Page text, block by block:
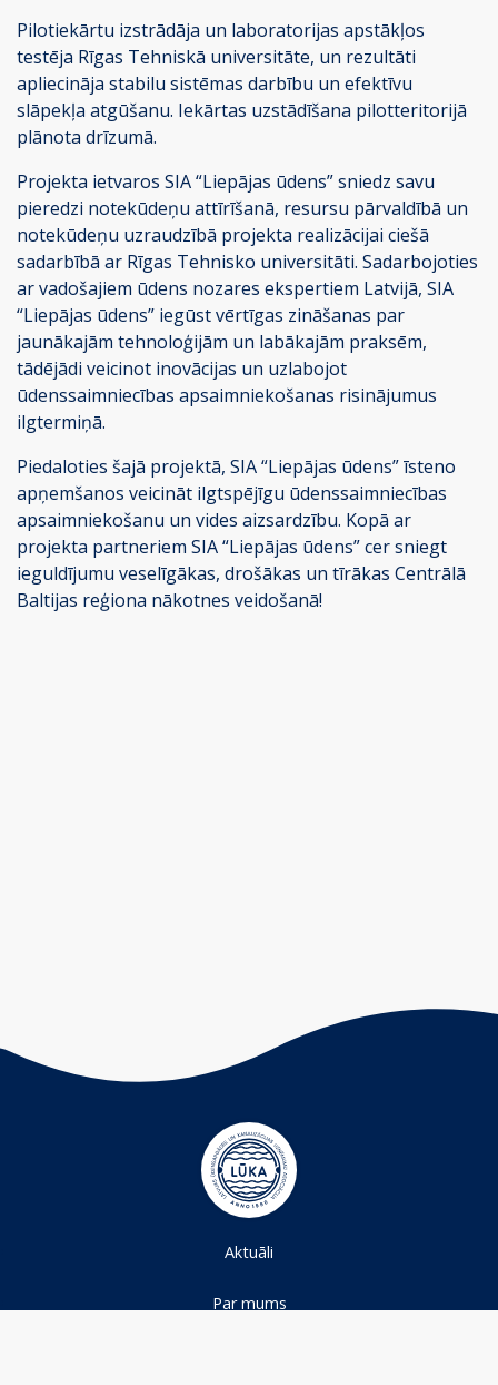
Pilotiekārtu izstrādāja un laboratorijas apstākļos
testēja Rīgas Tehniskā universitāte, un rezultāti
apliecināja stabilu sistēmas darbību un efektīvu
slāpekļa atgūšanu. Iekārtas uzstādīšana pilotteritorijā
plānota drīzumā.
Projekta ietvaros SIA “Liepājas ūdens” sniedz savu
pieredzi notekūdeņu attīrīšanā, resursu pārvaldībā un
notekūdeņu uzraudzībā projekta realizācijai ciešā
sadarbībā ar Rīgas Tehnisko universitāti. Sadarbojoties
ar vadošajiem ūdens nozares ekspertiem Latvijā, SIA
“Liepājas ūdens” iegūst vērtīgas zināšanas par
jaunākajām tehnoloģijām un labākajām praksēm,
tādējādi veicinot inovācijas un uzlabojot
ūdenssaimniecības apsaimniekošanas risinājumus
ilgtermiņā.
Piedaloties šajā projektā, SIA “Liepājas ūdens” īsteno
apņemšanos veicināt ilgtspējīgu ūdenssaimniecības
apsaimniekošanu un vides aizsardzību. Kopā ar
projekta partneriem SIA “Liepājas ūdens” cer sniegt
ieguldījumu veselīgākas, drošākas un tīrākas Centrālā
Baltijas reģiona nākotnes veidošanā!
Aktuāli
Par mums